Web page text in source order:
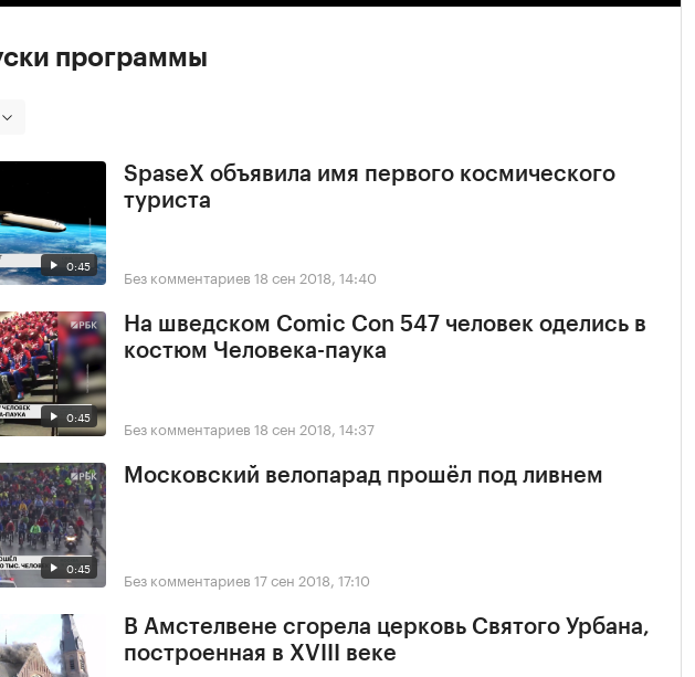
программы
0:45
SpaseX объявила имя первого космического
туриста
Без комментариев 18 сен 2018, 14:40
0:45
На шведском Comic Con 547 человек оделись в
костюм Человека-паука
Без комментариев 18 сен 2018, 14:37
0:45
Московский велопарад прошёл под ливнем
Без комментариев 17 сен 2018, 17:10
В Амстелвене сгорела церковь Святого Урбана,
построенная в XVIII веке